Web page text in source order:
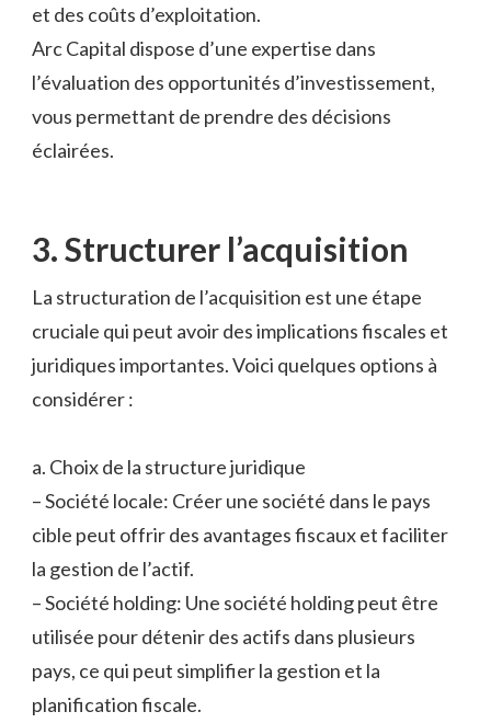
et des coûts d’exploitation.
Arc Capital dispose d’une expertise dans
l’évaluation des opportunités d’investissement,
vous permettant de prendre des décisions
éclairées.
3. Structurer l’acquisition
La structuration de l’acquisition est une étape
cruciale qui peut avoir des implications fiscales et
juridiques importantes. Voici quelques options à
considérer :
a. Choix de la structure juridique
– Société locale: Créer une société dans le pays
cible peut offrir des avantages fiscaux et faciliter
la gestion de l’actif.
– Société holding: Une société holding peut être
utilisée pour détenir des actifs dans plusieurs
pays, ce qui peut simplifier la gestion et la
planification fiscale.